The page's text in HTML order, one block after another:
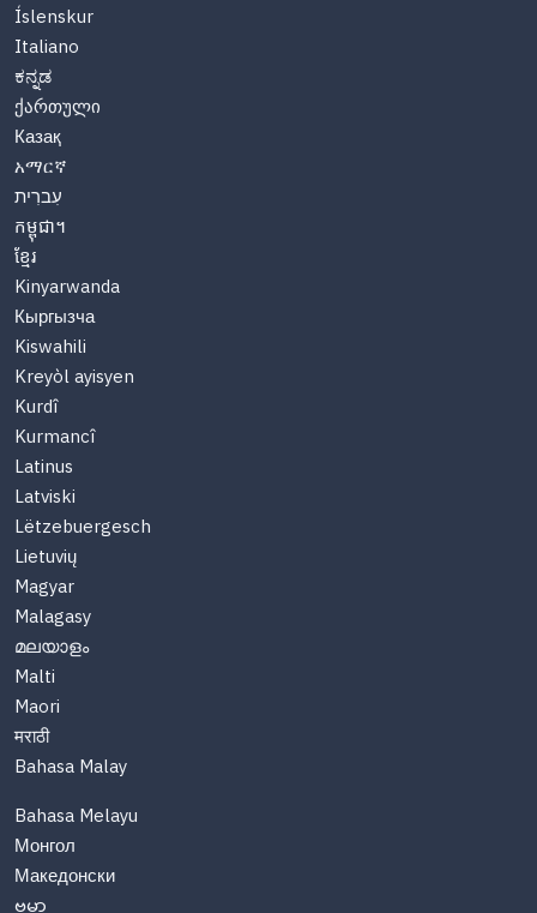
Íslenskur
Italiano
ಕನ್ನಡ
ქართული
Казақ
አማርኛ
עִברִית
កម្ពុជា។
ខ្មែរ
Kinyarwanda
Кыргызча
Kiswahili
Kreyòl ayisyen
Kurdî
Kurmancî
Latinus
Latviski
Lëtzebuergesch
Lietuvių
Magyar
Malagasy
മലയാളം
Malti
Maori
मराठी
Bahasa Malay
Bahasa Melayu
Монгол
Македонски
ဗမာ